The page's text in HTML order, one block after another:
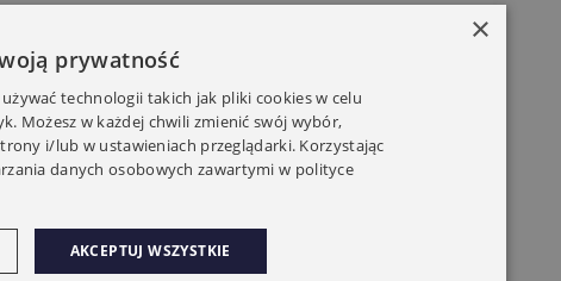
×
prywatność
technologii takich jak pliki cookies w celu
Możesz w każdej chwili zmienić swój wybór,
i/lub w ustawieniach przeglądarki. Korzystając
danych osobowych zawartymi w polityce
AKCEPTUJ WSZYSTKIE